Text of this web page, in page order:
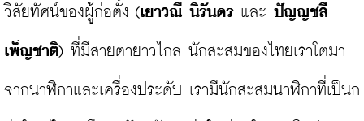
วิสัยทัศน์ของผู้ก่อตั้ง (เยาวณี นิรันดร และ ปัญญชลี
เพ็ญชาติ) ที่มีสายตายาวไกล นักสะสมของไทยเราโตมา
จากนาฬิกาและเครื่องประดับ เรามีนักสะสมนาฬิกาที่เป็นก